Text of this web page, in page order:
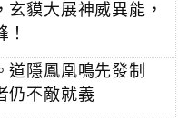
玄貘大展神威異能，
道隱鳳凰鳴先發制
仍不敵就義